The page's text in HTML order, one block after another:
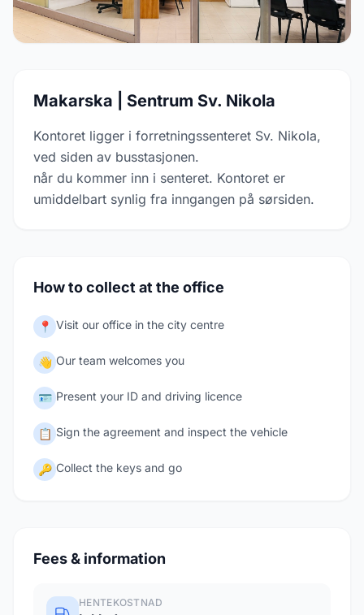
Makarska | Sentrum Sv. Nikola
Kontoret ligger i forretningssenteret Sv. Nikola,
ved siden av busstasjonen.
når du kommer inn i senteret. Kontoret er
umiddelbart synlig fra inngangen på sørsiden.
How to collect at the office
📍 Visit our office in the city centre
👋 Our team welcomes you
🪪 Present your ID and driving licence
📋 Sign the agreement and inspect the vehicle
🔑 Collect the keys and go
Fees & information
HENTEKOSTNAD